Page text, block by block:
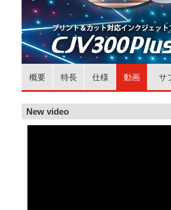
概要 特長 仕様 動画 サ
New video